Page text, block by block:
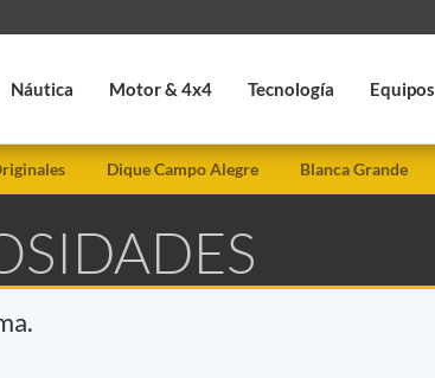
Náutica Motor & 4x4 Tecnología Equipos
Dique Campo Alegre Blanca Grande